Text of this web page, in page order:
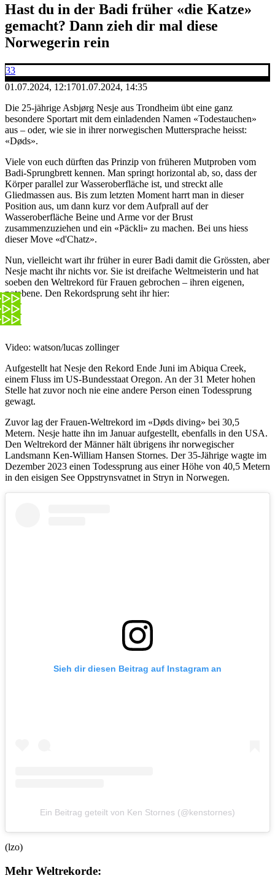
Hast du in der Badi früher «die Katze»
gemacht? Dann zieh dir mal diese
Norwegerin rein
33
01.07.2024, 12:1701.07.2024, 14:35
Die 25-jährige Asbjørg Nesje aus Trondheim übt eine ganz
besondere Sportart mit dem einladenden Namen «Todestauchen»
aus – oder, wie sie in ihrer norwegischen Muttersprache heisst:
«Døds».
Viele von euch dürften das Prinzip von früheren Mutproben vom
Badi-Sprungbrett kennen. Man springt horizontal ab, so, dass der
Körper parallel zur Wasseroberfläche ist, und streckt alle
Gliedmassen aus. Bis zum letzten Moment harrt man in dieser
Position aus, um dann kurz vor dem Aufprall auf der
Wasseroberfläche Beine und Arme vor der Brust
zusammenzuziehen und ein «Päckli» zu machen. Bei uns hiess
dieser Move «d'Chatz».
Nun, vielleicht wart ihr früher in eurer Badi damit die Grössten, aber
Nesje macht ihr nichts vor. Sie ist dreifache Weltmeisterin und hat
soeben den Weltrekord für Frauen gebrochen – ihren eigenen,
notabene. Den Rekordsprung seht ihr hier:
Video: watson/lucas zollinger
Aufgestellt hat Nesje den Rekord Ende Juni im Abiqua Creek,
einem Fluss im US-Bundesstaat Oregon. An der 31 Meter hohen
Stelle hat zuvor noch nie eine andere Person einen Todessprung
gewagt.
Zuvor lag der Frauen-Weltrekord im «Døds diving» bei 30,5
Metern. Nesje hatte ihn im Januar aufgestellt, ebenfalls in den USA.
Den Weltrekord der Männer hält übrigens ihr norwegischer
Landsmann Ken-William Hansen Stornes. Der 35-Jährige wagte im
Dezember 2023 einen Todessprung aus einer Höhe von 40,5 Metern
in den eisigen See Oppstrynsvatnet in Stryn in Norwegen.
Sieh dir diesen Beitrag auf Instagram an
Ein Beitrag geteilt von Ken Stornes (@kenstornes)
(lzo)
Mehr Weltrekorde: